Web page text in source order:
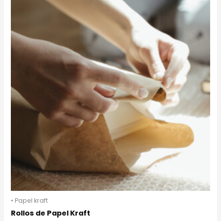
• Papel kraft
Rollos de Papel Kraft